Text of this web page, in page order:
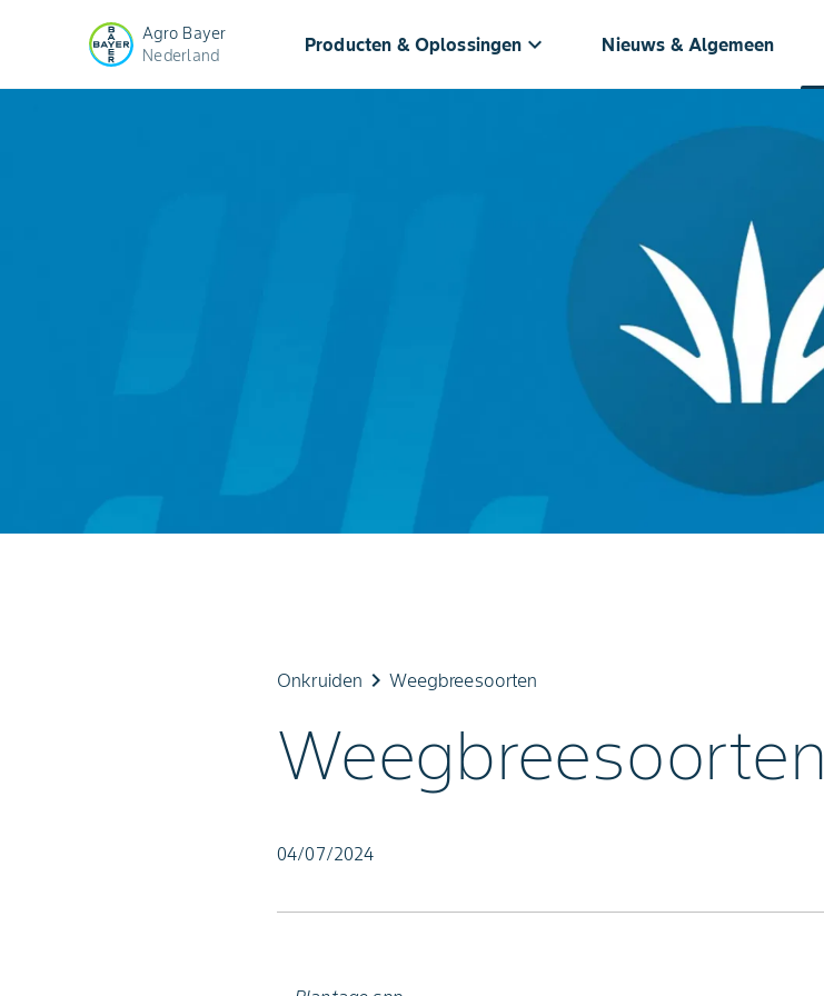
Agro Bayer
Nederland
Producten & Oplossingen keyboard_arrow_down Nieuws & Algemeen
Onkruiden keyboard_arrow_rightWeegbreesoorten
Weegbreesoorten
04/07/2024